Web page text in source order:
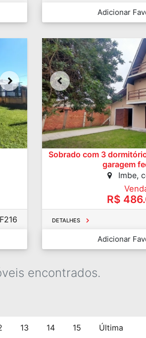
Adicionar
Sobrado com 3
garagem
Imbe,
R$
DETALHES
Adicionar
encontrados.
13 14 15 Última